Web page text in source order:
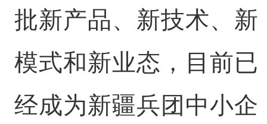
批新产品、新技术、新
模式和新业态，目前已
经成为新疆兵团中小企